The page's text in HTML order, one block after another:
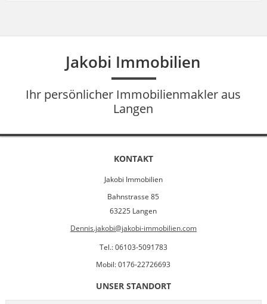
Jakobi Immobilien
Ihr persönlicher Immobilienmakler aus
Langen
KONTAKT
Jakobi Immobilien
Bahnstrasse 85
63225 Langen
Dennis.jakobi@jakobi-immobilien.com
Tel.: 06103-5091783
Mobil: 0176-22726693
UNSER STANDORT